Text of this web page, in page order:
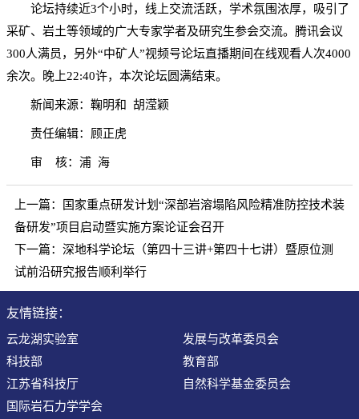
论坛持续近3个小时，线上交流活跃，学术氛围浓厚，吸引了
采矿、岩土等领域的广大专家学者及研究生参会交流。腾讯会议
300人满员，另外“中矿人”视频号论坛直播期间在线观看人次4000
余次。晚上22:40许，本次论坛圆满结束。
新闻来源：鞠明和 胡滢颖
责任编辑：顾正虎
审 核：浦 海
上一篇：
国家重点研发计划“深部岩溶塌陷风险精准防控技术装
备研发”项目启动暨实施方案论证会召开
下一篇： 深地科学论坛（第四十三讲+第四十七讲）暨原位测
试前沿研究报告顺利举行
友情链接：
云龙湖实验室
发展与改革委员会
科技部
教育部
江苏省科技厅
自然科学基金委员会
国际岩石力学学会